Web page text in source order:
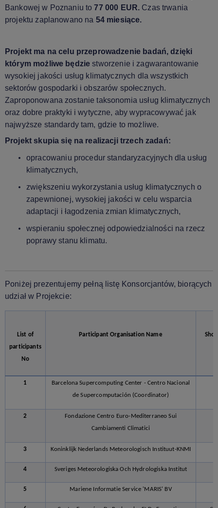
Bankowej w Poznaniu to77 000 EUR. Czas trwania
projektu zaplanowano na 54 miesiące.
Projekt ma na celu przeprowadzenie badań, dzięki
którym możliwe będzie stworzenie i zagwarantowanie
wysokiej jakości usług klimatycznych dla wszystkich
sektorów gospodarki i obszarów społecznych.
Zaproponowana zostanie taksonomia usług klimatycznych
oraz dobre praktyki i wytyczne, aby wypracowywać jak
najwyższe standardy tam, gdzie to możliwe.
Projekt skupia się na realizacji trzech zadań:
opracowaniu procedur standaryzacyjnych dla usług
klimatycznych,
zwiększeniu wykorzystania usług klimatycznych o
zapewnionej, wysokiej jakości w celu wsparcia
adaptacji i łagodzenia zmian klimatycznych,
wspieraniu społecznej odpowiedzialności na rzecz
poprawy stanu klimatu.
Poniżej prezentujemy pełną listę Konsorcjantów, biorących
udział w Projekcie:
List of
participants
No
Participant Organisation Name
1
Barcelona Supercomputing Center - Centro Nacional
de Supercomputación (Coordinator)
2
Fondazione Centro Euro-Mediterraneo Sui
Cambiamenti Climatici
3 Koninklijk Nederlands Meteorologisch Instituut-KNMI
4 Sveriges Meteorologiska Och Hydrologiska Institut
5 Mariene Informatie Service 'MARIS' BV